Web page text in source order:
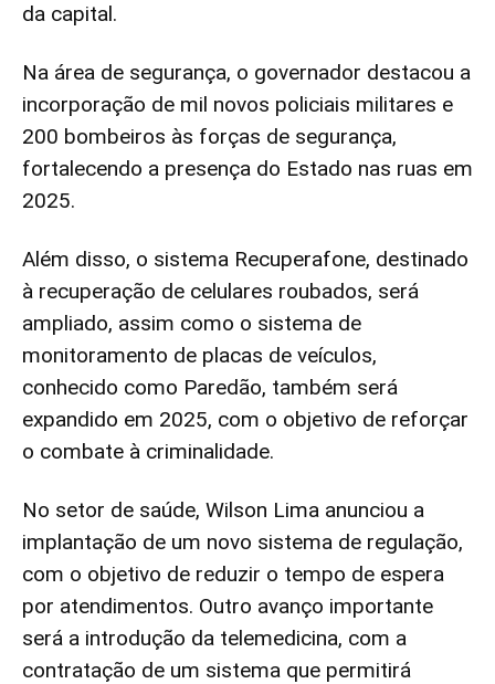
da capital.
Na área de segurança, o governador destacou a
incorporação de mil novos policiais militares e
200 bombeiros às forças de segurança,
fortalecendo a presença do Estado nas ruas em
2025.
Além disso, o sistema Recuperafone, destinado
à recuperação de celulares roubados, será
ampliado, assim como o sistema de
monitoramento de placas de veículos,
conhecido como Paredão, também será
expandido em 2025, com o objetivo de reforçar
o combate à criminalidade.
No setor de saúde, Wilson Lima anunciou a
implantação de um novo sistema de regulação,
com o objetivo de reduzir o tempo de espera
por atendimentos. Outro avanço importante
será a introdução da telemedicina, com a
contratação de um sistema que permitirá